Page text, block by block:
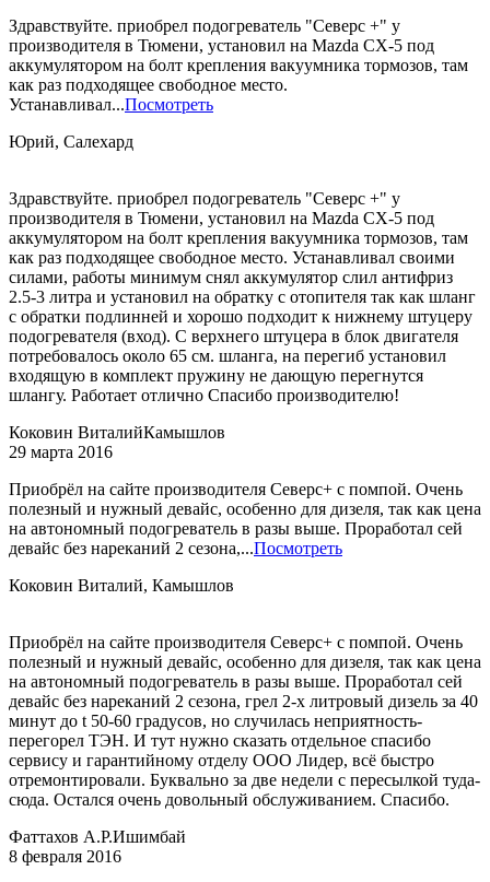
Здравствуйте. приобрел подогреватель "Северс +" у
производителя в Тюмени, установил на Mazda CX-5 под
аккумулятором на болт крепления вакуумника тормозов, там
как раз подходящее свободное место.
Устанавливал...Посмотреть
Юрий, Салехард
Здравствуйте. приобрел подогреватель "Северс +" у
производителя в Тюмени, установил на Mazda CX-5 под
аккумулятором на болт крепления вакуумника тормозов, там
как раз подходящее свободное место. Устанавливал своими
силами, работы минимум снял аккумулятор слил антифриз
2.5-3 литра и установил на обратку с отопителя так как шланг
с обратки подлинней и хорошо подходит к нижнему штуцеру
подогревателя (вход). С верхнего штуцера в блок двигателя
потребовалось около 65 см. шланга, на перегиб установил
входящую в комплект пружину не дающую перегнутся
шлангу. Работает отлично Спасибо производителю!
Коковин ВиталийКамышлов
29 марта 2016
Приобрёл на сайте производителя Северс+ с помпой. Очень
полезный и нужный девайс, особенно для дизеля, так как цена
на автономный подогреватель в разы выше. Проработал сей
девайс без нареканий 2 сезона,...Посмотреть
Коковин Виталий, Камышлов
Приобрёл на сайте производителя Северс+ с помпой. Очень
полезный и нужный девайс, особенно для дизеля, так как цена
на автономный подогреватель в разы выше. Проработал сей
девайс без нареканий 2 сезона, грел 2-х литровый дизель за 40
минут до t 50-60 градусов, но случилась неприятность-
перегорел ТЭН. И тут нужно сказать отдельное спасибо
сервису и гарантийному отделу ООО Лидер, всё быстро
отремонтировали. Буквально за две недели с пересылкой туда-
сюда. Остался очень довольный обслуживанием. Спасибо.
Фаттахов А.Р.Ишимбай
8 февраля 2016